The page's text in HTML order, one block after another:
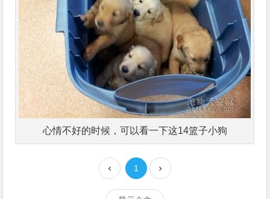
心情不好的时候，可以看一下这14篮子小狗
1